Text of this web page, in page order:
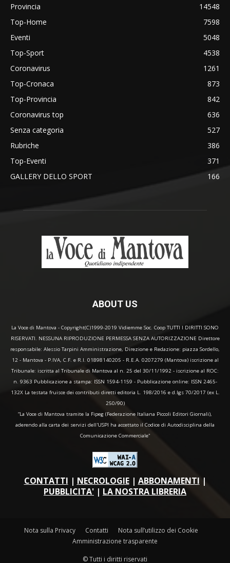
Provincia
14548
Top-Home
7598
Eventi
5048
Top-Sport
4538
Coronavirus
1261
Top-Cronaca
873
Top-Provincia
842
Coronavirus top
636
Senza categoria
527
Rubriche
386
Top-Eventi
371
GALLERY DELLO SPORT
166
ABOUT US
La Voce di Mantova - Copyright(C)1999-2019 Vidiemme Soc. Coop TUTTI I DIRITTI SONO
RISERVATI. NESSUNA RIPRODUZIONE PERMESSA SENZA AUTORIZZAZIONE Direttore
responsabile: Alessio Tarpini Amministrazione, Direzione e Redazione: piazza Sordello,
12 - Mantova - P.IVA, C.F. e R.I. 01898140205 - R.E.A. 0207279 (Mantova) iscrizione al
Tribunale: iscritta al Tribunale di Mantova al n. 25 del 30/11/1992 - iscrizione al ROC:
n. 9363 Pubblicazione a stampa: ISSN 1594-1159 - Pubblicazione online: ISSN 2465-
132X La testata fruisce dei contributi diretti editoria L. 198/2016 e d.lgs 70/2017 (ex L.
250/90)
“La Voce di Mantova tramite la Fipeg (Federazione Italiana Piccoli Editori Giornali),
aderendo alla carta dei servizi dell'USPI ha accettato il Codice di Autodisciplina della
Comunicazione Commerciale"
CONTATTI | NECROLOGIE| ABBONAMENTI |
PUBBLICITA' | LA NOSTRA LIBRERIA
Nota sulla Privacy Contatti
Nota sull’utilizzo dei Cookie
Amministrazione trasparente
© Tutti i diritti riservati